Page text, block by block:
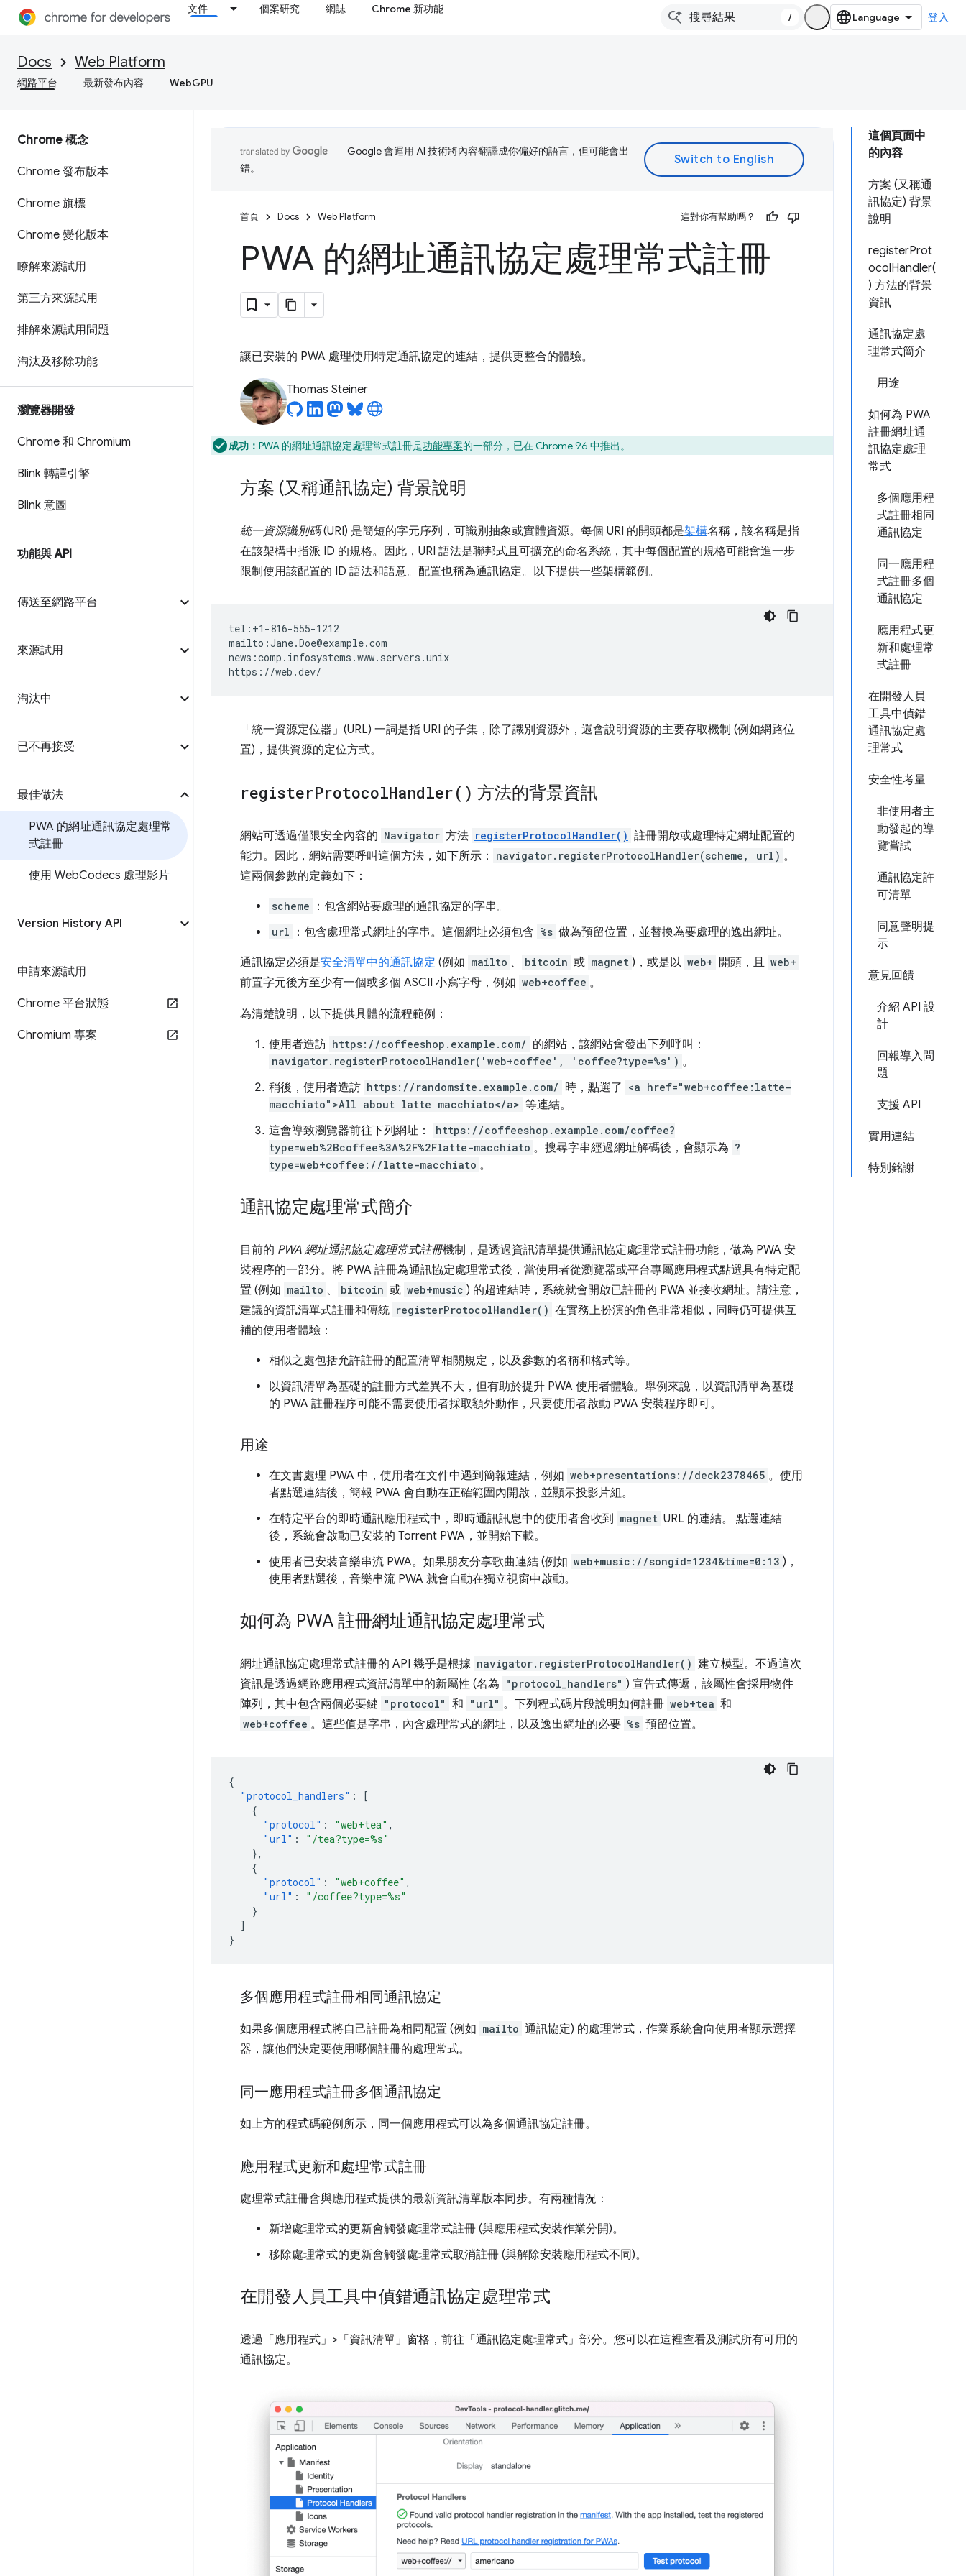
文件 個案研究 網誌 Chrome 新功能
/ 登入
Docs Web Platform
網路平台 最新發布內容 WebGPU
Chrome 概念
Chrome 發布版本
Chrome 旗標
Chrome 變化版本
瞭解來源試用
第三方來源試用
排解來源試用問題
淘汰及移除功能
瀏覽器開發
Chrome 和 Chromium
Blink 轉譯引擎
Blink 意圖
功能與 API
傳送至網路平台
來源試用
淘汰中
已不再接受
最佳做法
PWA 的網址通訊協定處理常
式註冊
使用 WebCodecs 處理影片
Version History API
申請來源試用
Chrome 平台狀態
Chromium 專案
這個頁面中
的內容
方案 (又稱通
訊協定) 背景
說明
registerProt
ocolHandler(
) 方法的背景
資訊
通訊協定處
理常式簡介
用途
如何為 PWA
註冊網址通
訊協定處理
常式
多個應用程
式註冊相同
通訊協定
同一應用程
式註冊多個
通訊協定
應用程式更
新和處理常
式註冊
在開發人員
工具中偵錯
通訊協定處
理常式
安全性考量
非使用者主
動發起的導
覽嘗試
通訊協定許
可清單
同意聲明提
示
意見回饋
介紹 API 設
計
回報導入問
題
支援 API
實用連結
特別銘謝
Google 會運用 AI 技術將內容翻譯成你偏好的語言，但可能會出
錯。
首頁 Docs Web Platform 這對你有幫助嗎？
PWA 的網址通訊協定處理常式註冊
讓已安裝的 PWA 處理使用特定通訊協定的連結，提供更整合的體驗。
Thomas Steiner
成功： PWA 的網址通訊協定處理常式註冊是功能專案的一部分，已在 Chrome 96 中推出。
方案 (又稱通訊協定) 背景說明
統一資源識別碼(URI) 是簡短的字元序列，可識別抽象或實體資源。每個 URI 的開頭都是架構名稱，該名稱是指
在該架構中指派 ID 的規格。因此，URI 語法是聯邦式且可擴充的命名系統，其中每個配置的規格可能會進一步
限制使用該配置的 ID 語法和語意。配置也稱為通訊協定。以下提供一些架構範例。
tel:+1-816-555-1212
mailto:Jane.Doe@example.com
news:comp.infosystems.www.servers.unix
「統一資源定位器」(URL) 一詞是指 URI 的子集，除了識別資源外，還會說明資源的主要存取機制 (例如網路位
置)，提供資源的定位方式。
registerProtocolHandler( ) 方法的背景資訊
網站可透過僅限安全內容的 Navigator 方法 registerProtocolHandler() 註冊開啟或處理特定網址配置的
能力。因此，網站需要呼叫這個方法，如下所示：
navigator.registerProtocolHandler(scheme, url) 。
這兩個參數的定義如下：
scheme ：包含網站要處理的通訊協定的字串。
url ：包含處理常式網址的字串。這個網址必須包含 %s 做為預留位置，並替換為要處理的逸出網址。
通訊協定必須是安全清單中的通訊協定 (例如 mailto 、 bitcoin 或 magnet )，或是以 web+ 開頭，且 web+
前置字元後方至少有一個或多個 ASCII 小寫字母，例如 web+coffee 。
為清楚說明，以下提供具體的流程範例：
使用者造訪 https://coffeeshop.example.com/ 的網站，該網站會發出下列呼叫：
navigator.registerProtocolHandler('web+coffee', 'coffee?type=%s') 。
稍後，使用者造訪 https://randomsite.example.com/ 時，點選了 <a href="web+coffee:latte-
macchiato">All about latte macchiato</a> 等連結。
這會導致瀏覽器前往下列網址：
https://coffeeshop.example.com/coffee?
type=web%2Bcoffee%3A%2F%2Flatte-macchiato 。搜尋字串經過網址解碼後，會顯示為 ?
type=web+coffee://latte-macchiato 。
通訊協定處理常式簡介
目前的 PWA 網址通訊協定處理常式註冊機制，是透過資訊清單提供通訊協定處理常式註冊功能，做為 PWA 安
裝程序的一部分。將 PWA 註冊為通訊協定處理常式後，當使用者從瀏覽器或平台專屬應用程式點選具有特定配
置 (例如 mailto 、 bitcoin 或 web+music ) 的超連結時，系統就會開啟已註冊的 PWA 並接收網址。請注意，
建議的資訊清單式註冊和傳統 registerProtocolHandler() 在實務上扮演的角色非常相似，同時仍可提供互
補的使用者體驗：
相似之處包括允許註冊的配置清單相關規定，以及參數的名稱和格式等。
以資訊清單為基礎的註冊方式差異不大，但有助於提升 PWA 使用者體驗。舉例來說，以資訊清單為基礎
的 PWA 註冊程序可能不需要使用者採取額外動作，只要使用者啟動 PWA 安裝程序即可。
用途
在文書處理 PWA 中，使用者在文件中遇到簡報連結，例如 web+presentations://deck2378465 。使用
者點選連結後，簡報 PWA 會自動在正確範圍內開啟，並顯示投影片組。
在特定平台的即時通訊應用程式中，即時通訊訊息中的使用者會收到 magnet URL 的連結。 點選連結
後，系統會啟動已安裝的 Torrent PWA，並開始下載。
使用者已安裝音樂串流 PWA。如果朋友分享歌曲連結 (例如 web+music://songid=1234&time=0:13 )，
使用者點選後，音樂串流 PWA 就會自動在獨立視窗中啟動。
如何為 PWA 註冊網址通訊協定處理常式
網址通訊協定處理常式註冊的 API 幾乎是根據 navigator.registerProtocolHandler() 建立模型。不過這次
資訊是透過網路應用程式資訊清單中的新屬性 (名為 "protocol_handlers" ) 宣告式傳遞，該屬性會採用物件
陣列，其中包含兩個必要鍵 "protocol" 和 "url" 。下列程式碼片段說明如何註冊 web+tea 和
web+coffee 。這些值是字串，內含處理常式的網址，以及逸出網址的必要 %s 預留位置。
{
"protocol_handlers" :
[
{
"protocol" : "web+tea" ,
"url" :
"/tea?type=%s"
},
{
"protocol" : "web+coffee" ,
"url" :
"/coffee?type=%s"
}
]
}
多個應用程式註冊相同通訊協定
如果多個應用程式將自己註冊為相同配置 (例如 mailto 通訊協定) 的處理常式，作業系統會向使用者顯示選擇
器，讓他們決定要使用哪個註冊的處理常式。
同一應用程式註冊多個通訊協定
如上方的程式碼範例所示，同一個應用程式可以為多個通訊協定註冊。
應用程式更新和處理常式註冊
處理常式註冊會與應用程式提供的最新資訊清單版本同步。有兩種情況：
新增處理常式的更新會觸發處理常式註冊 (與應用程式安裝作業分開)。
移除處理常式的更新會觸發處理常式取消註冊 (與解除安裝應用程式不同)。
在開發人員工具中偵錯通訊協定處理常式
透過「應用程式」>「資訊清單」窗格，前往「通訊協定處理常式」 部分。您可以在這裡查看及測試所有可用的
通訊協定。